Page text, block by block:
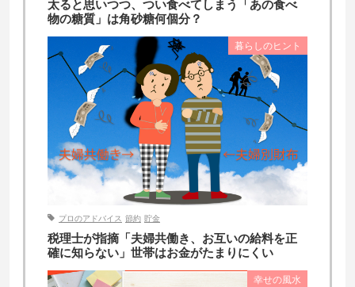
太ると思いつつ、つい食べてしまう「あの食べ
物の糖質」は角砂糖何個分？
暮らしのヒント
プロのアドバイス 節約 貯金
税理士が指摘「夫婦共働き、お互いの給料を正
確に知らない」世帯はお金がたまりにくい
幸せの風水